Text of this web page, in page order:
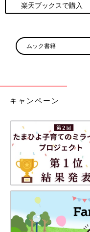
楽天ブックスで購入
ムック書籍
キャンペーン